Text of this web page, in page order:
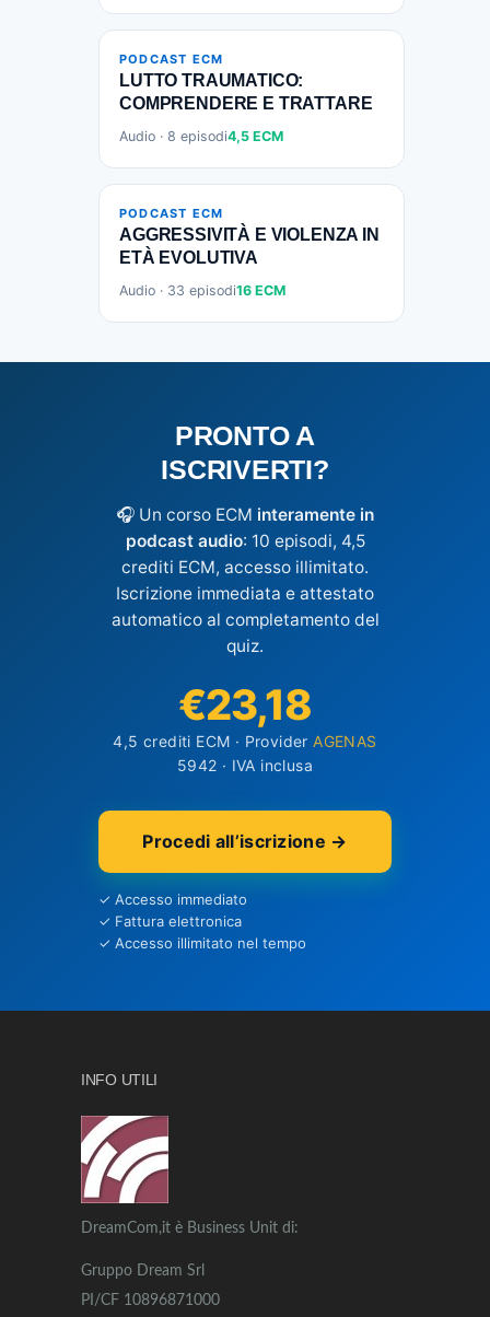
PODCAST ECM
LUTTO TRAUMATICO:
COMPRENDERE E TRATTARE
Audio · 8 episodi4,5 ECM
PODCAST ECM
AGGRESSIVITÀ E VIOLENZA IN
ETÀ EVOLUTIVA
Audio · 33 episodi16 ECM
PRONTO A
ISCRIVERTI?
🎧 Un corso ECM interamente in
podcast audio: 10 episodi, 4,5
crediti ECM, accesso illimitato.
Iscrizione immediata e attestato
automatico al completamento del
quiz.
€23,18
4,5 crediti ECM · Provider AGENAS
5942 · IVA inclusa
Procedi all’iscrizione →
✓ Accesso immediato
✓ Fattura elettronica
✓ Accesso illimitato nel tempo
INFO UTILI
DreamCom,it è Business Unit di:
Gruppo Dream Srl
PI/CF 10896871000